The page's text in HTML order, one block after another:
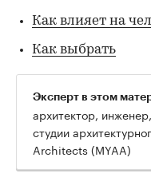
Как влияет на
Как выбрать
Эксперт в этом
архитектор,
студии
Architects (MYAA)